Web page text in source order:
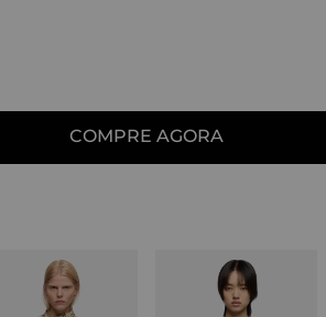
COMPRE AGORA